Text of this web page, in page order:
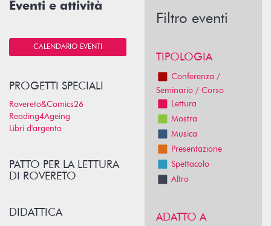
Eventi e attività
CALENDARIO EVENTI
PROGETTI SPECIALI
Rovereto&Comics26
Reading4Ageing
Libri d'argento
PATTO PER LA LETTURA
DI ROVERETO
DIDATTICA
Filtro eventi
TIPOLOGIA
Conferenza /
Seminario / Corso
Lettura
Mostra
Musica
Presentazione
Spettacolo
Altro
ADATTO A